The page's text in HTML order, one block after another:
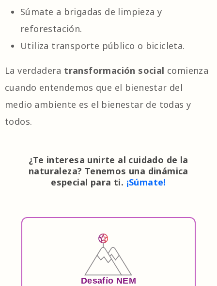
Súmate a brigadas de limpieza y
reforestación.
Utiliza transporte público o bicicleta.
La verdadera transformación social comienza
cuando entendemos que el bienestar del
medio ambiente es el bienestar de todas y
todos.
¿Te interesa unirte al cuidado de la
naturaleza? Tenemos una dinámica
especial para ti. ¡Súmate!
Desafío NEM